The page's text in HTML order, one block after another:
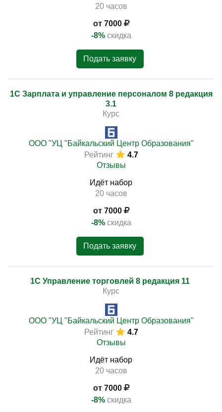
20 часов
от 7000
-8% скидка
Подать заявку
1С Зарплата и управление персоналом 8 редакция
3.1
Курс
ООО "УЦ "Байкальский Центр Образования"
Рейтинг
4.7
Отзывы
Идёт набор
20 часов
от 7000
-8% скидка
Подать заявку
1С Управление торговлей 8 редакция 11
Курс
ООО "УЦ "Байкальский Центр Образования"
Рейтинг
4.7
Отзывы
Идёт набор
20 часов
от 7000
-8% скидка